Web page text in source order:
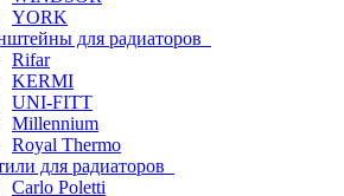
YORK
для радиаторов
Rifar
KERMI
UNI-FITT
Millennium
Royal Thermo
для радиаторов
Carlo Poletti